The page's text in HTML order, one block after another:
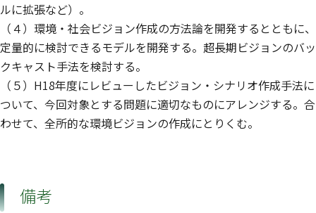
ルに拡張など）。
（４）環境・社会ビジョン作成の方法論を開発するとともに、
定量的に検討できるモデルを開発する。超長期ビジョンのバッ
クキャスト手法を検討する。
（５）H18年度にレビューしたビジョン・シナリオ作成手法に
ついて、今回対象とする問題に適切なものにアレンジする。合
わせて、全所的な環境ビジョンの作成にとりくむ。
備考